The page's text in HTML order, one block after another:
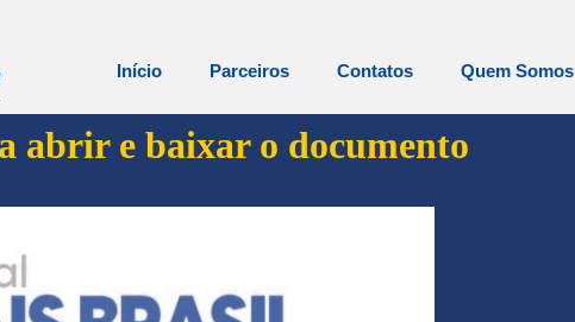
Início Parceiros Contatos Quem Somos
abrir e baixar o documento